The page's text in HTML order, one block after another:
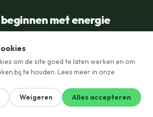
met energie
en ontdek wat jij kunt besparen op energie.
→
om de site goed te laten werken en om
bij te houden. Lees meer in onze
Weigeren Alles accepteren